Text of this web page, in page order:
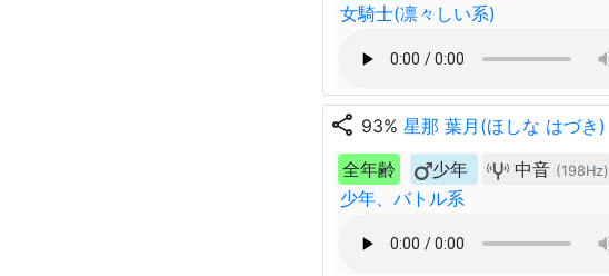
女騎士(凛々しい系)
share 93% 星那 葉月(ほしな はづき)
全年齢
少年 中音 (198Hz)
少年、バトル系